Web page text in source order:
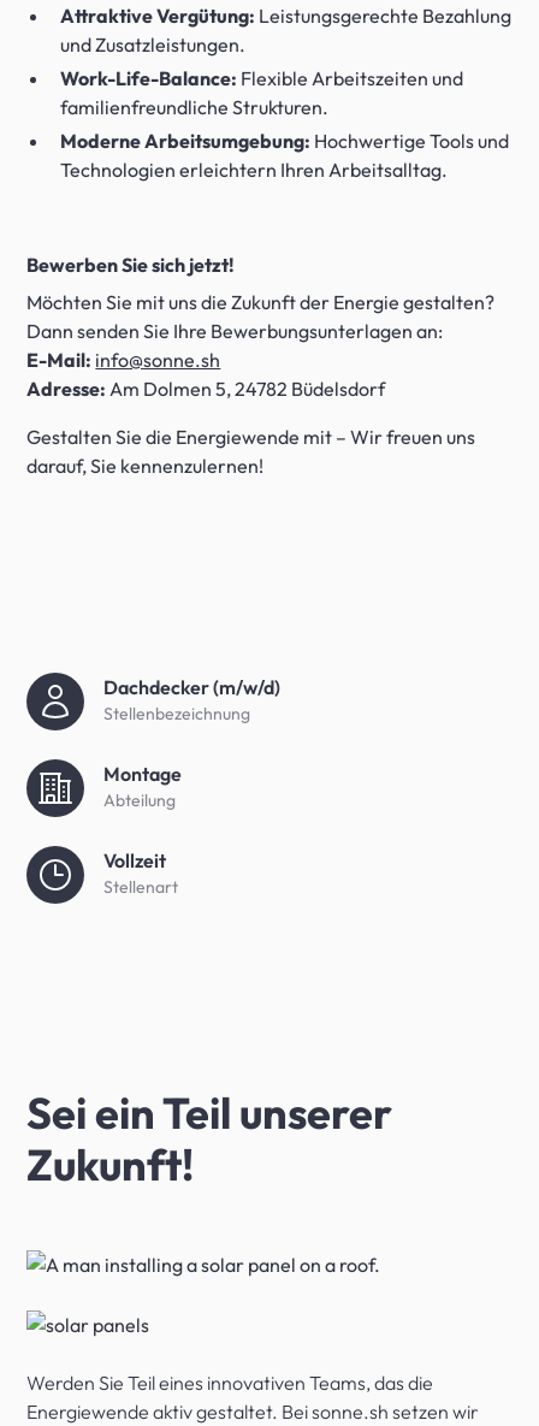
Attraktive Vergütung: Leistungsgerechte Bezahlung
und Zusatzleistungen.
Work-Life-Balance: Flexible Arbeitszeiten und
familienfreundliche Strukturen.
Moderne Arbeitsumgebung: Hochwertige Tools und
Technologien erleichtern Ihren Arbeitsalltag.
Bewerben Sie sich jetzt!
Möchten Sie mit uns die Zukunft der Energie gestalten?
Dann senden Sie Ihre Bewerbungsunterlagen an:
E-Mail: info@sonne.sh
Adresse: Am Dolmen 5, 24782 Büdelsdorf
Gestalten Sie die Energiewende mit – Wir freuen uns
darauf, Sie kennenzulernen!
Dachdecker (m/w/d)
Stellenbezeichnung
Montage
Abteilung
Vollzeit
Stellenart
Werden Sie Teil eines innovativen Teams, das die
Energiewende aktiv gestaltet. Bei sonne.sh setzen wir
Sei ein Teil unserer
Zukunft!